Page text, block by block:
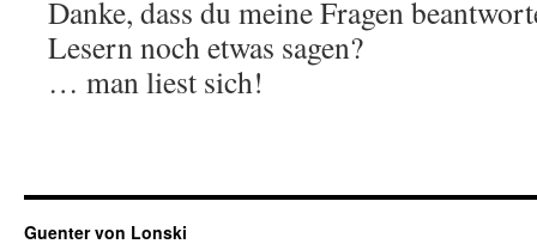
Danke, dass du meine Fragen
Lesern noch etwas sagen?
… man liest sich!
Guenter von Lonski